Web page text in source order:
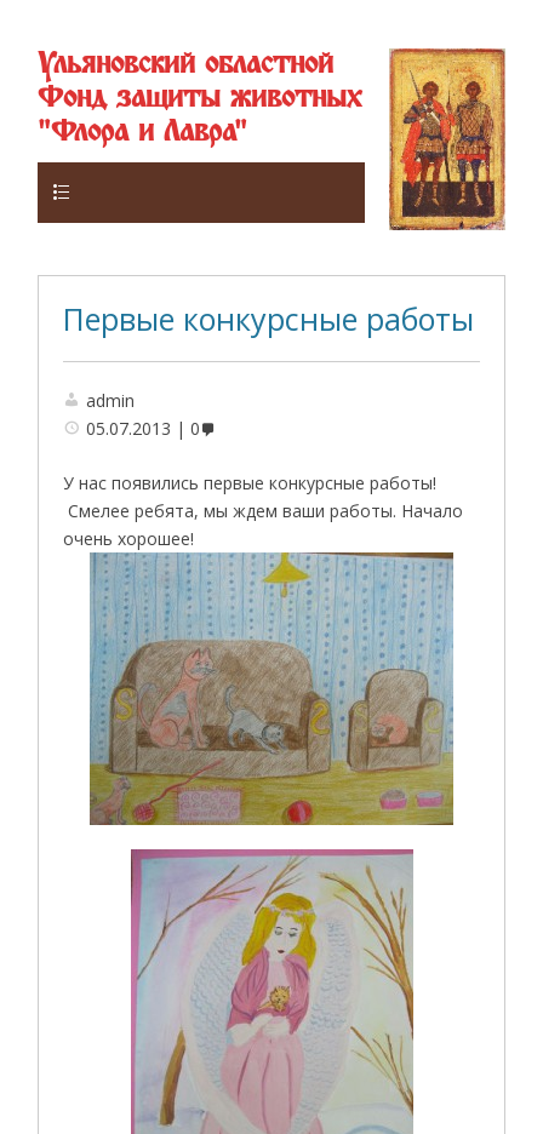
Ульяновский областной
Фонд защиты животных
"Флора и Лавра"
Первые конкурсные работы
admin
05.07.2013
0
У нас появились первые конкурсные работы!
Смелее ребята, мы ждем ваши работы. Начало
очень хорошее!